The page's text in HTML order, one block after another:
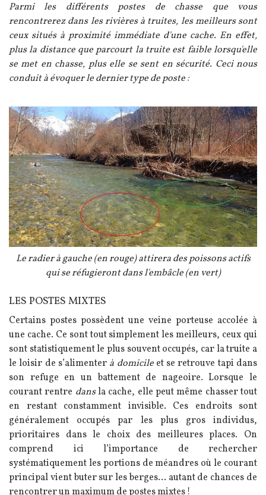
Parmi les différents postes de chasse que vous
rencontrerez dans les rivières à truites, les meilleurs sont
ceux situés à proximité immédiate d'une cache. En effet,
plus la distance que parcourt la truite est faible lorsqu'elle
se met en chasse, plus elle se sent en sécurité. Ceci nous
conduit à évoquer le dernier type de poste :
Image
Légende
Le radier à gauche (en rouge) attirera des poissons actifs
qui se réfugieront dans l'embâcle (en vert)
Texte
LES POSTES MIXTES
Certains postes possèdent une veine porteuse accolée à
une cache. Ce sont tout simplement les meilleurs, ceux qui
sont statistiquement le plus souvent occupés, car la truite a
le loisir de s’alimenter à domicileet se retrouve tapi dans
son refuge en un battement de nageoire. Lorsque le
courant rentre dansla cache, elle peut même chasser tout
en restant constamment invisible. Ces endroits sont
généralement occupés par les plus gros individus,
prioritaires dans le choix des meilleures places. On
comprend ici l’importance de rechercher
systématiquement les portions de méandres où le courant
principal vient buter sur les berges... autant de chances de
rencontrer un maximum de postes mixtes !